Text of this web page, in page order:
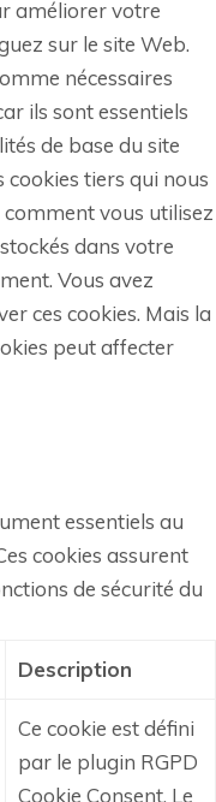
améliorer votre
sur le site Web.
nécessaires
ils sont essentiels
de base du site
tiers qui nous
vous utilisez
dans votre
Vous avez
ces cookies. Mais la
peut affecter
essentiels au
cookies assurent
de sécurité du
Description
Ce cookie est défini
par le plugin RGPD
Cookie Consent. Le